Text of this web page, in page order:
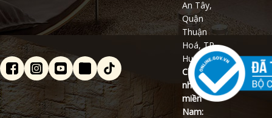
An Tây,
Quận
Thuận
Hoá, TP
Huế
Chi
nhánh
miền
Nam: